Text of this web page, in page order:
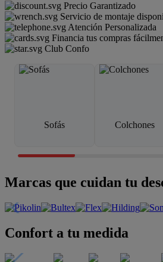
Precio Garantizado
Servicio de montaje
Atención Personalizada
Financia tus compras
Club Confo
Sofás Colchones
Marcas que cuidan tu
Confort a tu medida